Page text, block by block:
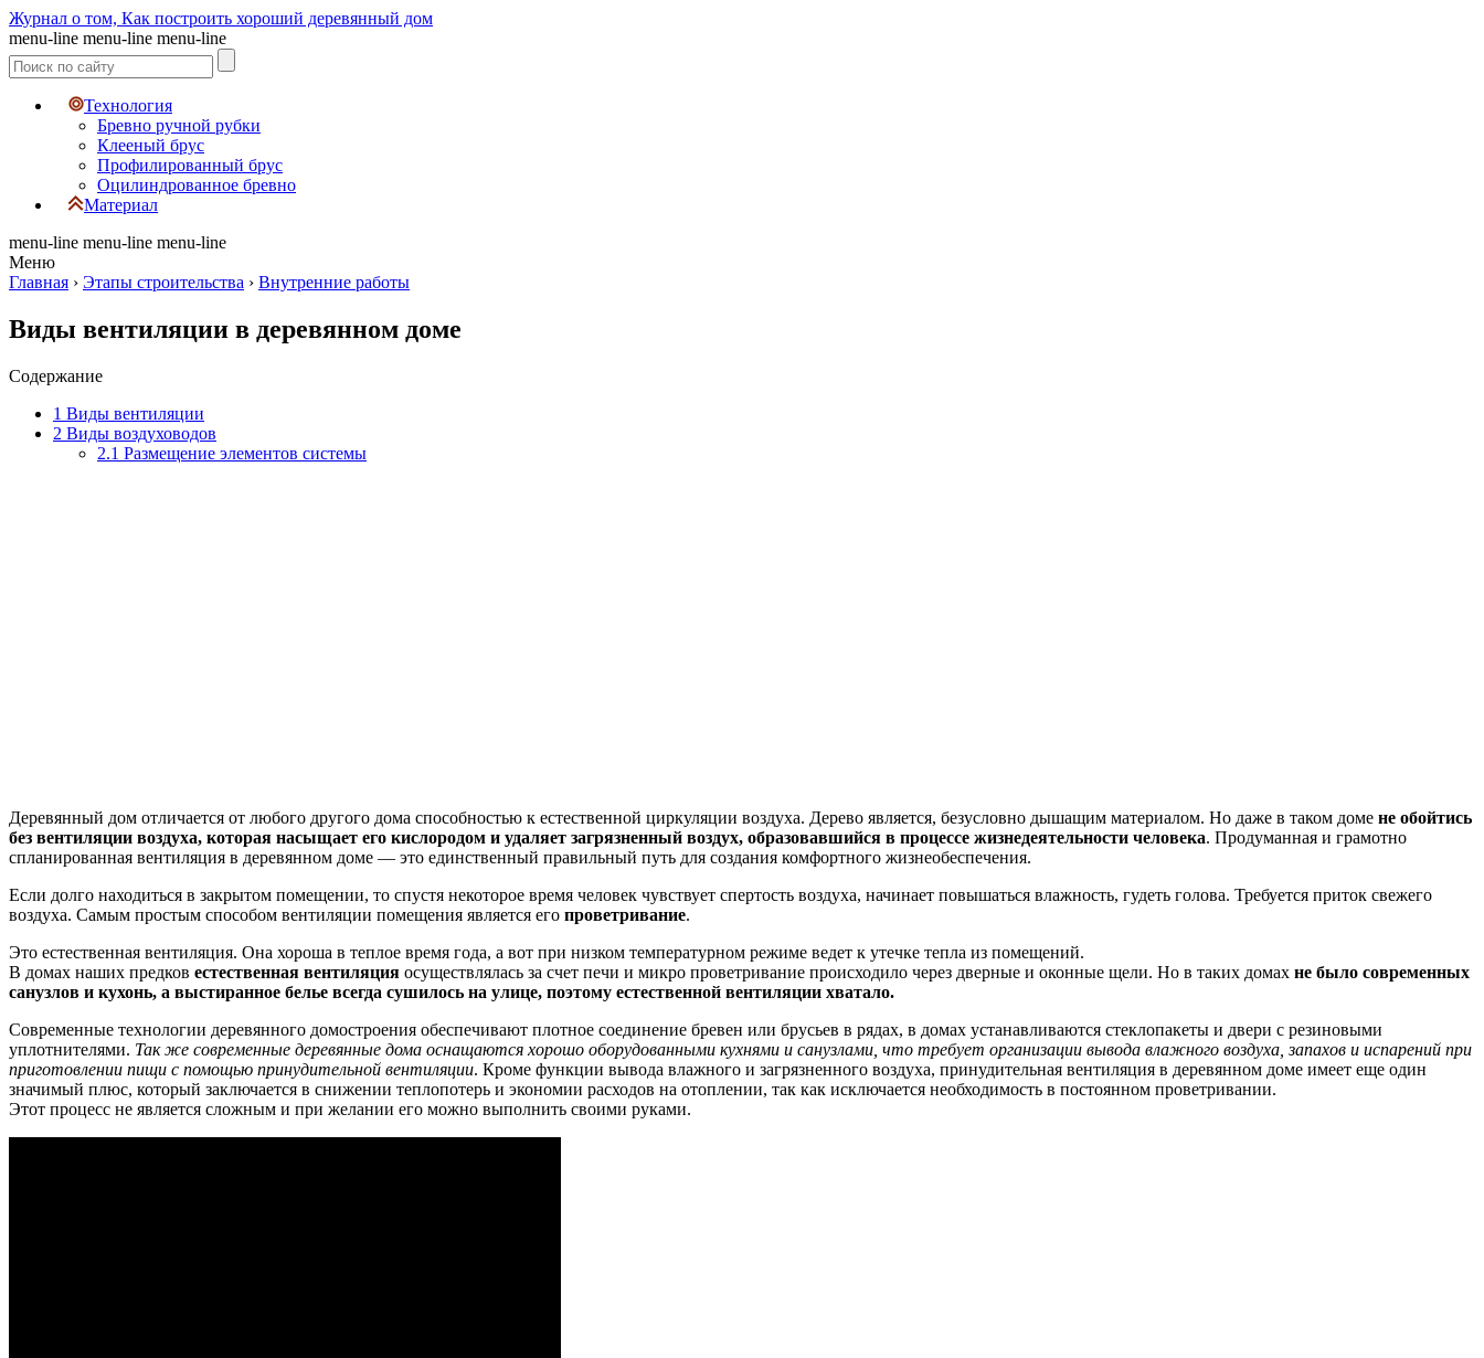
Журнал о том, Как построить хороший деревянный дом
menu-line menu-line menu-line
Технология
Бревно ручной рубки
Клееный брус
Профилированный брус
Оцилиндрованное бревно
Материал
menu-line menu-line menu-line
Меню
Главная › Этапы строительства › Внутренние работы
Виды вентиляции в деревянном доме
Содержание
1 Виды вентиляции
2 Виды воздуховодов
2.1 Размещение элементов системы
Деревянный дом отличается от любого другого дома способностью к естественной циркуляции воздуха. Дерево является, безусловно дышащим материалом. Но даже в таком доме не обойтись
без вентиляции воздуха, которая насыщает его кислородом и удаляет загрязненный воздух, образовавшийся в процессе жизнедеятельности человека. Продуманная и грамотно
спланированная вентиляция в деревянном доме — это единственный правильный путь для создания комфортного жизнеобеспечения.
Если долго находиться в закрытом помещении, то спустя некоторое время человек чувствует спертость воздуха, начинает повышаться влажность, гудеть голова. Требуется приток свежего
воздуха. Самым простым способом вентиляции помещения является его проветривание.
Это естественная вентиляция. Она хороша в теплое время года, а вот при низком температурном режиме ведет к утечке тепла из помещений.
В домах наших предков естественная вентиляция осуществлялась за счет печи и микро проветривание происходило через дверные и оконные щели. Но в таких домах не было современных
санузлов и кухонь, а выстиранное белье всегда сушилось на улице, поэтому естественной вентиляции хватало.
Современные технологии деревянного домостроения обеспечивают плотное соединение бревен или брусьев в рядах, в домах устанавливаются стеклопакеты и двери с резиновыми
уплотнителями. Так же современные деревянные дома оснащаются хорошо оборудованными кухнями и санузлами, что требует организации вывода влажного воздуха, запахов и испарений при
приготовлении пищи с помощью принудительной вентиляции. Кроме функции вывода влажного и загрязненного воздуха, принудительная вентиляция в деревянном доме имеет еще один
значимый плюс, который заключается в снижении теплопотерь и экономии расходов на отоплении, так как исключается необходимость в постоянном проветривании.
Этот процесс не является сложным и при желании его можно выполнить своими руками.